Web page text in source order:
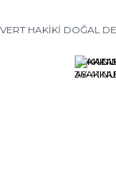
HAKİKİ DOĞAL